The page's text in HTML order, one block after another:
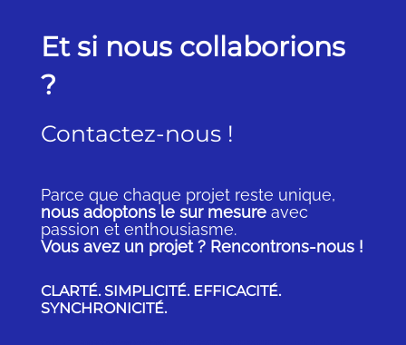
Et si nous collaborions
?
Contactez-nous !
Parce que chaque projet reste unique,
nous adoptons le sur mesureavec
passion et enthousiasme.
Vous avez un projet ? Rencontrons-nous !
CLARTÉ. SIMPLICITÉ. EFFICACITÉ.
SYNCHRONICITÉ.